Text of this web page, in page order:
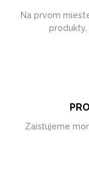
Na prvom
produkty,
Zaisťujeme